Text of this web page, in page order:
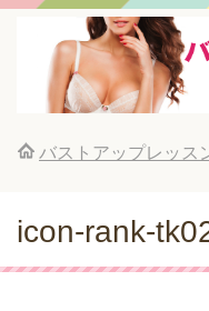
バストアップレッス
icon-rank-